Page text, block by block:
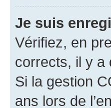
Je suis
Vérifiez, en
corrects, il y a
Si la gestion
ans lors de